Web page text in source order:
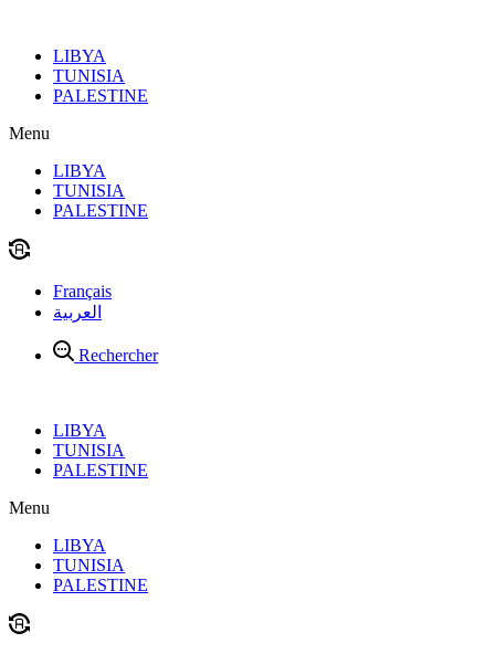
contenuLIBYA
TUNISIA
PALESTINE
Menu
LIBYA
TUNISIA
PALESTINE
Français
العربية
Rechercher
LIBYA
TUNISIA
PALESTINE
Menu
LIBYA
TUNISIA
PALESTINE